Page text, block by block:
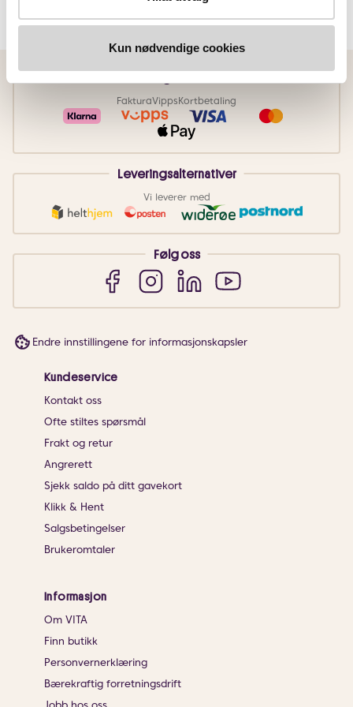
Kun nødvendige cookies
FakturaVippsKortbetaling
Leveringsalternativer
Vi leverer med
Følg oss
Endre innstillingene for informasjonskapsler
Kundeservice
Kontakt oss
Ofte stiltes spørsmål
Frakt og retur
Angrerett
Sjekk saldo på ditt gavekort
Klikk & Hent
Salgsbetingelser
Brukeromtaler
Informasjon
Om VITA
Finn butikk
Personvernerklæring
Bærekraftig forretningsdrift